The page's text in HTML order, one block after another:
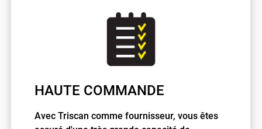
HAUTE COMMANDE
Avec Triscan comme fournisseur, vous êtes